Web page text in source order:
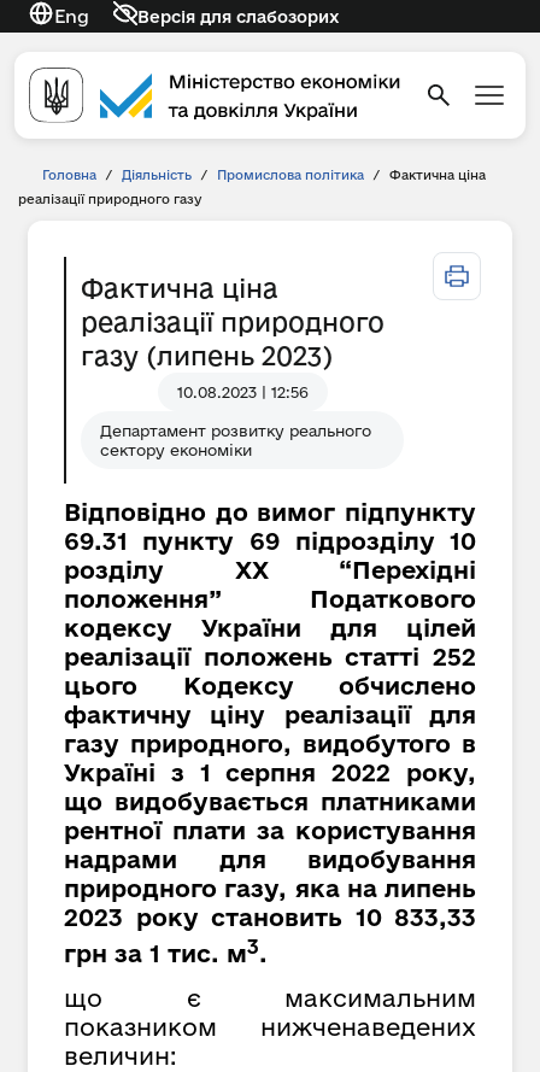
Eng Версія для слабозорих
Головна / Діяльність / Промислова політика /
Фактична ціна
реалізації природного газу
Фактична ціна
реалізації природного
газу (липень 2023)
10.08.2023 | 12:56
Департамент розвитку реального
сектору економіки
Відповідно до вимог підпункту
69.31 пункту 69 підрозділу 10
розділу XX “Перехідні
положення” Податкового
кодексу України для цілей
реалізації положень статті 252
цього Кодексу обчислено
фактичну ціну реалізації для
газу природного, видобутого в
Україні з 1 серпня 2022 року,
що видобувається платниками
рентної плати за користування
надрами для видобування
природного газу, яка на липень
2023 року становить 10 833,33
грн за 1 тис. м3.
що є максимальним
показником нижченаведених
величин: